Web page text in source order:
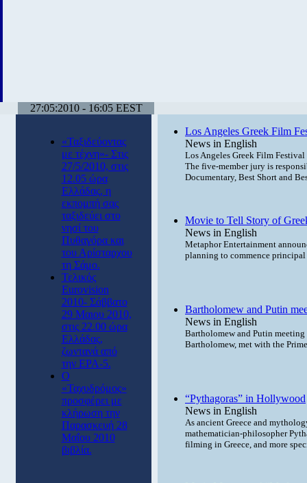
27:05:2010 - 16:05 EEST
«Ταξιδεύοντας
με τέχνη»- Στις
27/5/2010, στις
12.05 ώρα
Ελλάδας, η
εκπομπή σας
ταξιδεύει στο
νησί του
Πυθαγόρα και
του Αρίσταρχου
τη Σάμο.
Τελικός
Eurovision
2010- Σάββατο
29 Μαιου 2010,
στις 22.00 ώρα
Ελλάδας,
ζωντανά από
την ΕΡΑ-5.
Ο
«Ταχυδρόμος»
προσφέρει με
κλήρωση την
Παρασκευή 28
Μαΐου 2010
βιβλία.
Los Angeles Greek Film
News in English
Los Angeles Greek Film
The five-member jury is
Documentary, Best Short and
Movie to Tell Story of
News in English
Metaphor Entertainment
planning to commence
Bartholomew and Putin
News in English
Bartholomew and Putin
Bartholomew, met with the
“Pythagoras” in Hollywood
News in English
As ancient Greece and
mathematician-philosopher
filming in Greece, and more